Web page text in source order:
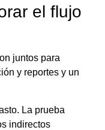
el flujo
juntos para
y reportes y un
La prueba
indirectos